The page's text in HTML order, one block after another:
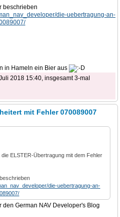
beschrieben
die-uebertragung-an-
in Hameln ein Bier aus
2018 15:40, insgesamt 3-mal
mit Fehler 070089007
ELSTER-Übertragung mit dem Fehler
die-uebertragung-an-
German NAV Developer's Blog